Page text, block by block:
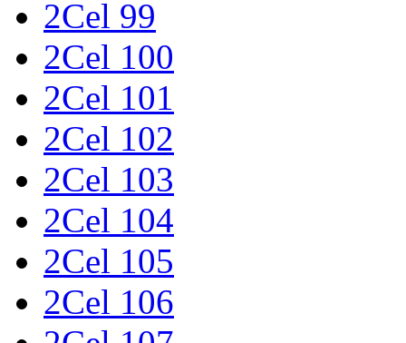
2Cel 99
2Cel 100
2Cel 101
2Cel 102
2Cel 103
2Cel 104
2Cel 105
2Cel 106